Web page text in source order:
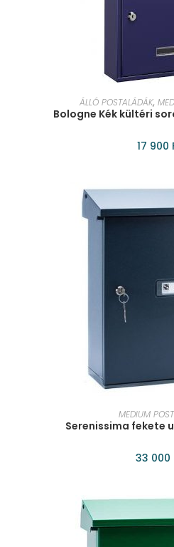
KOSÁRBA
ÁLLÓ POSTALÁDÁK,
Bologne Kék kültéri
17 900
KOSÁRBA
MEDIUM
Serenissima fekete
33 000